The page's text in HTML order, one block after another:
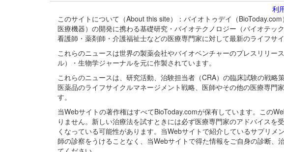
利
このサイトについて（About this site）：バイオトゥデイ（
医療機器）の開発に携わる基礎研究・バイオテクノロジー（バイオテ
看護師・薬剤師・介護福祉士などの医療専門家に対して最新のライフサ
これらのニュースは世界の製薬会社やバイオベンチャーのプレスリリ
ル）・生物学ジャーナルを元に作製されています。
これらのニュースは、研究活動、治験担当者（CRA）の臨床試験の戦
医薬品のライフサイクルマネージメント戦略、医師やその他の医療専
す。
当Webサイトの著作権はすべてBioToday.comが保有しています。この
りません。新しい治療法を試すときには必ず医療専門家のアドバイス
くなっている可能性があります。当Webサイトで紹介しているサプリ
師の診察をうけることなく、当Webサイトで得た情報をご自身の診断